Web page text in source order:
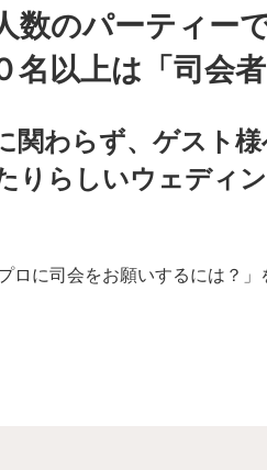
数のパーティー
名以上は「司会
関わらず、ゲスト
りらしいウェディ
ロに司会をお願いするには？」